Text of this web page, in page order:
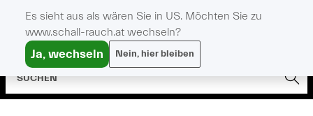
Es sieht aus als wären Sie in US. Möchten Sie zu
www.schall-rauch.at wechseln?
Ja, wechseln Nein, hier bleiben